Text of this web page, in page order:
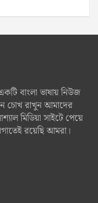
বাংলা ভাষায় নিউজ
চোখ রাখুন আমাদের
মিডিয়া সাইটে পেয়ে
রয়েছি আমরা।